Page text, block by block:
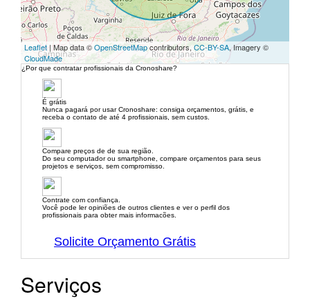
Leaflet| Map data ©OpenStreetMapcontributors, CC-BY-SA, Imagery ©
CloudMade
¿Por que contratar profissionais da Cronoshare?
É grátis
Nunca pagará por usar Cronoshare: consiga orçamentos, grátis, e
receba o contato de até 4 profissionais, sem custos.
Compare preços de de sua região.
Do seu computador ou smartphone, compare orçamentos para seus
projetos e serviços, sem compromisso.
Contrate com confiança.
Você pode ler opiniões de outros clientes e ver o perfil dos
profissionais para obter mais informacões.
Solicite Orçamento Grátis
Serviços